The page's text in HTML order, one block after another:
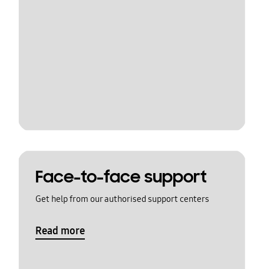
Face-to-face support
Get help from our authorised support centers
Read more